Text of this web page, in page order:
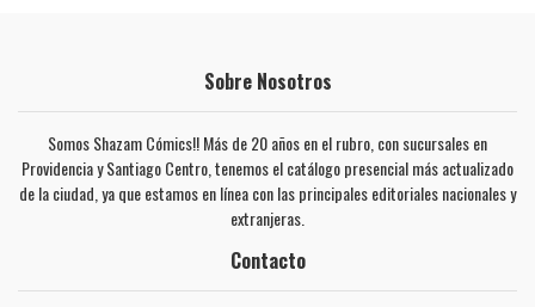
Sobre Nosotros
Somos Shazam Cómics!! Más de 20 años en el rubro, con sucursales en
Providencia y Santiago Centro, tenemos el catálogo presencial más actualizado
de la ciudad, ya que estamos en línea con las principales editoriales nacionales y
extranjeras.
Contacto